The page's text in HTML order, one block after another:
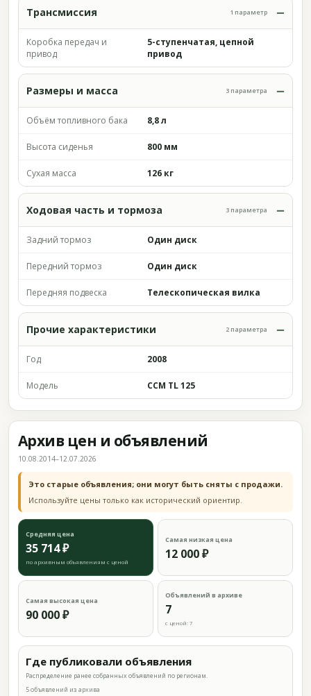
Трансмиссия 1 параметр
Коробка передач и
привод
5-ступенчатая, цепной
привод
Размеры и масса 3 параметра
Объём топливного бака 8,8 л
Высота сиденья 800 мм
Сухая масса 126 кг
Ходовая часть и тормоза 3 параметра
Задний тормоз Один диск
Передний тормоз Один диск
Передняя подвеска Телескопическая вилка
Прочие характеристики 2 параметра
Год 2008
Модель CCM TL 125
Архив цен и объявлений
10.08.2014–12.07.2026
Это старые объявления; они могут быть сняты с продажи.
Используйте цены только как исторический ориентир.
Средняя цена
35 714 ₽
по архивным объявлениям с ценой
Самая низкая цена
12 000 ₽
Самая высокая цена
90 000 ₽
Объявлений в архиве
7
с ценой: 7
Где публиковали объявления
Распределение ранее собранных объявлений по регионам.
5 объявлений из архива